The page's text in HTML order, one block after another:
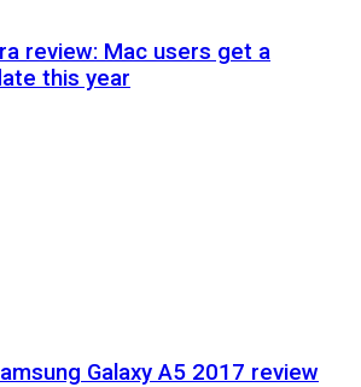
review: Mac users get a
this year
Galaxy A5 2017 review